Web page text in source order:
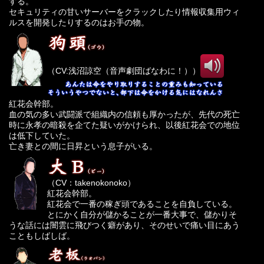
セキュリティの甘いサーバーをクラックしたり情報収集用ウィ
ルスを開発したりするのはお手の物。
（CV:浅沼諒空（音声劇団ばなわに！））
紅花会幹部。
血の気の多い武闘派で組織内の信頼も厚かったが、先代の死亡
時に永孝の暗殺を企てた疑いがかけられ、以後紅花会での地位
は低下していた。
亡き妻との間に日昇という息子がいる。
（CV：takenokonoko）
紅花会幹部。
紅花会で一番の稼ぎ頭であることを自負している。
とにかく自分が儲かることが一番大事で、儲かりそ
うな話には闇雲に飛びつく癖があり、そのせいで痛い目にあう
こともしばしば。